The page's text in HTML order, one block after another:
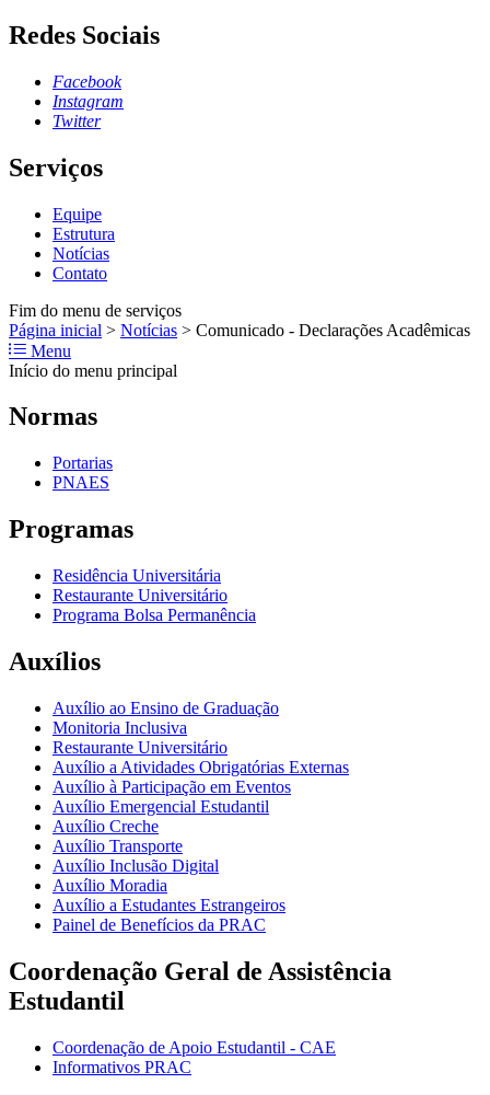
Redes Sociais
Facebook
Instagram
Twitter
Serviços
Equipe
Estrutura
Notícias
Contato
Fim do menu de serviços
Página inicial > Notícias > Comunicado - Declarações Acadêmicas
Menu
Início do menu principal
Normas
Portarias
PNAES
Programas
Residência Universitária
Restaurante Universitário
Programa Bolsa Permanência
Auxílios
Auxílio ao Ensino de Graduação
Monitoria Inclusiva
Restaurante Universitário
Auxílio a Atividades Obrigatórias Externas
Auxílio à Participação em Eventos
Auxílio Emergencial Estudantil
Auxílio Creche
Auxílio Transporte
Auxílio Inclusão Digital
Auxílio Moradia
Auxílio a Estudantes Estrangeiros
Painel de Benefícios da PRAC
Coordenação Geral de Assistência
Estudantil
Coordenação de Apoio Estudantil - CAE
Informativos PRAC